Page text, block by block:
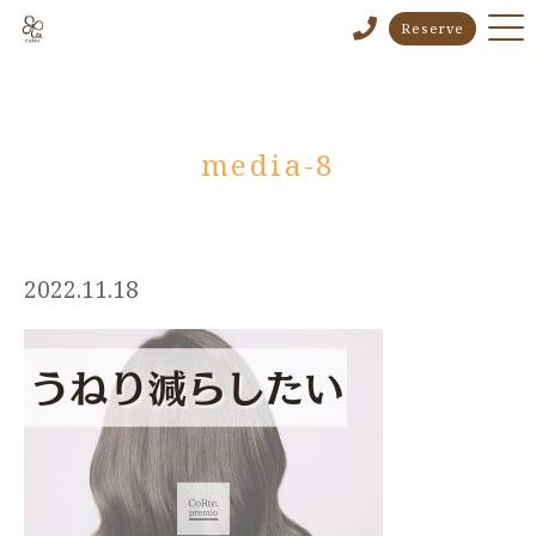
Reserve
media-8
2022.11.18